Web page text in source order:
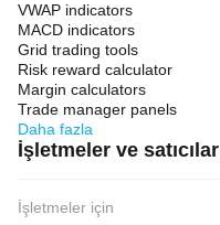
VWAP indicators
MACD indicators
Grid trading tools
Risk reward calculator
Margin calculators
Trade manager panels
Daha fazla
İşletmeler ve satıcılar
İşletmeler için